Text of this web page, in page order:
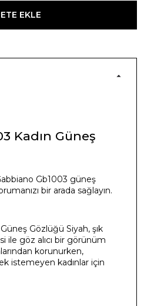
EKLE
Kadın Güneş
Gb1003 güneş
bir arada sağlayın.
Gözlüğü Siyah, şık
ile göz alıcı bir görünüm
korunurken,
istemeyen kadınlar için